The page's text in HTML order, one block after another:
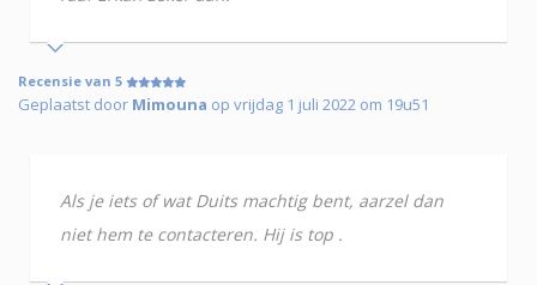
Recensie van 5
Geplaatst door Mimouna op vrijdag 1 juli 2022 om 19u51
Als je iets of wat Duits machtig bent, aarzel dan
niet hem te contacteren. Hij is top .